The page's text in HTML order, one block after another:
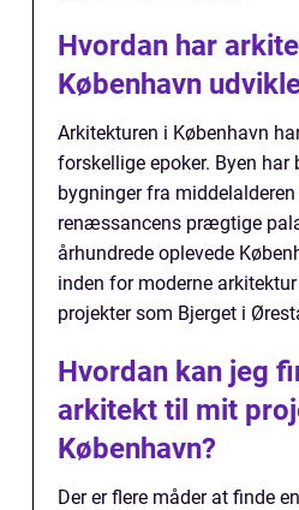
Hvordan har
København
Arkitekturen i København
forskellige epoker. Byen
bygninger fra
renæssancens prægtige
århundrede oplevede
inden for moderne
projekter som Bjerget i
Hvordan kan jeg
arkitekt til mit
København?
Der er flere måder at finde